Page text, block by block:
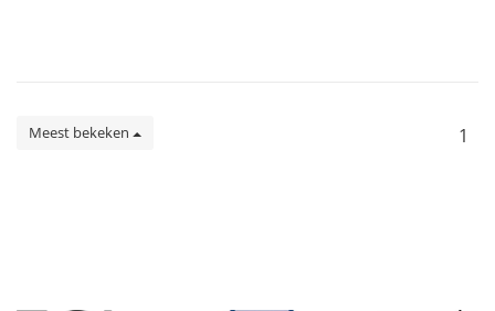
Meest bekeken 1